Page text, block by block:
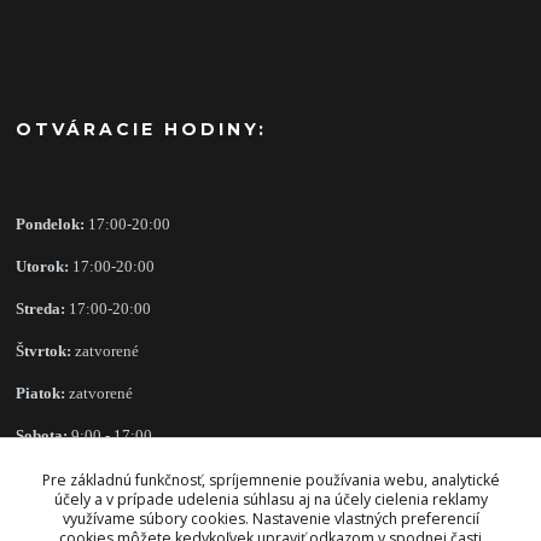
OTVÁRACIE HODINY:
Pondelok: 17:00-20:00
Utorok: 17:00-20:00
Streda: 17:00-20:00
Štvrtok: zatvorené
Piatok: zatvorené
Sobota:9:00 - 17:00
Nedeľa: zatvorené
Pre základnú funkčnosť, spríjemnenie používania webu, analytické
účely a v prípade udelenia súhlasu aj na účely cielenia reklamy
využívame súbory cookies. Nastavenie vlastných preferencií